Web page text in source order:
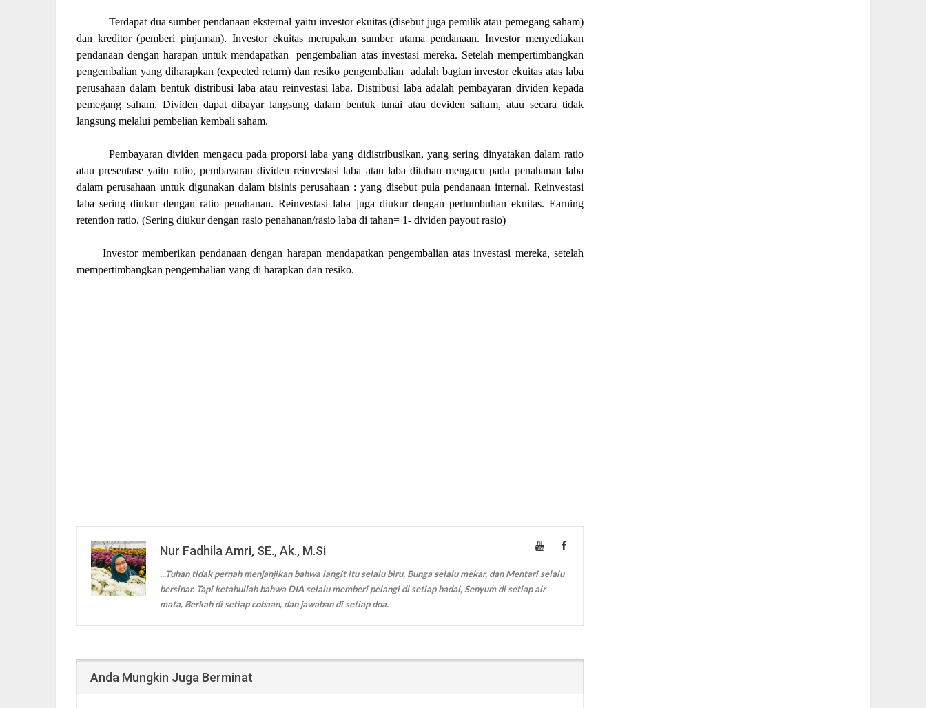
Terdapat dua sumber pendanaan eksternal yaitu investor ekuitas (disebut juga pemilik atau pemegang saham)
dan kreditor (pemberi pinjaman). Investor ekuitas merupakan sumber utama pendanaan. Investor menyediakan
pendanaan dengan harapan untuk mendapatkan
pengembalian atas investasi mereka. Setelah mempertimbangkan
pengembalian yang diharapkan (expected return) dan resiko pengembalian
adalah bagian investor ekuitas atas laba
perusahaan dalam bentuk distribusi laba atau reinvestasi laba. Distribusi laba adalah pembayaran dividen kepada
pemegang saham. Dividen dapat dibayar langsung dalam bentuk tunai atau deviden saham, atau secara tidak
langsung melalui pembelian kembali saham.
Pembayaran dividen mengacu pada proporsi laba yang didistribusikan, yang sering dinyatakan dalam ratio
atau presentase yaitu ratio, pembayaran dividen reinvestasi laba atau laba ditahan mengacu pada penahanan laba
dalam perusahaan untuk digunakan dalam bisinis perusahaan : yang disebut pula pendanaan internal. Reinvestasi
laba sering diukur dengan ratio penahanan. Reinvestasi laba juga diukur dengan pertumbuhan ekuitas. Earning
retention ratio. (Sering diukur dengan rasio penahanan/rasio laba di tahan= 1- dividen payout rasio)
Investor memberikan pendanaan dengan harapan mendapatkan pengembalian atas investasi mereka, setelah
mempertimbangkan pengembalian yang di harapkan dan resiko.
Nur Fadhila Amri, SE., Ak., M.Si
...Tuhan tidak pernah menjanjikan bahwa langit itu selalu biru, Bunga selalu mekar, dan Mentari selalu
bersinar. Tapi ketahuilah bahwa DIA selalu memberi pelangi di setiap badai, Senyum di setiap air
mata, Berkah di setiap cobaan, dan jawaban di setiap doa.
Anda Mungkin Juga Berminat